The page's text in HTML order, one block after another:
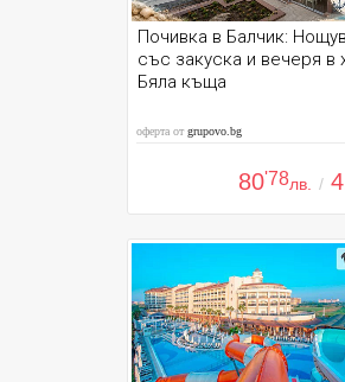
Почивка в Балчик:
със закуска и вечеря в
Бяла къща
оферта отgrupovo.bg
80'78лв. /